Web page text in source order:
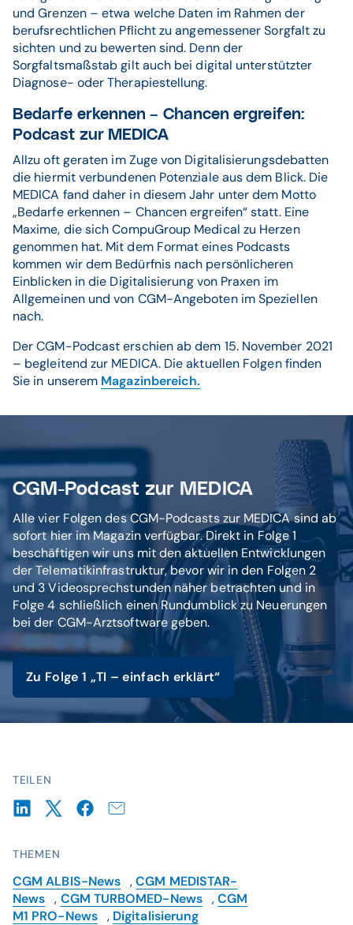
TEILEN
THEMEN
CGM ALBIS-News ,CGM MEDISTAR-
News , CGM TURBOMED-News ,CGM
M1 PRO-News , Digitalisierung
und Grenzen – etwa welche Daten im Rahmen der
berufsrechtlichen Pflicht zu angemessener Sorgfalt zu
sichten und zu bewerten sind. Denn der
Sorgfaltsmaßstab gilt auch bei digital unterstützter
Diagnose- oder Therapiestellung.
Bedarfe erkennen – Chancen ergreifen:
Podcast zur MEDICA
Allzu oft geraten im Zuge von Digitalisierungsdebatten
die hiermit verbundenen Potenziale aus dem Blick. Die
MEDICA fand daher in diesem Jahr unter dem Motto
„Bedarfe erkennen – Chancen ergreifen“ statt. Eine
Maxime, die sich CompuGroup Medical zu Herzen
genommen hat. Mit dem Format eines Podcasts
kommen wir dem Bedürfnis nach persönlicheren
Einblicken in die Digitalisierung von Praxen im
Allgemeinen und von CGM-Angeboten im Speziellen
nach.
Der CGM-Podcast erschien ab dem 15. November 2021
– begleitend zur MEDICA. Die aktuellen Folgen finden
Sie in unserem Magazinbereich.
CGM-Podcast zur MEDICA
Alle vier Folgen des CGM-Podcasts zur MEDICA sind ab
sofort hier im Magazin verfügbar. Direkt in Folge 1
beschäftigen wir uns mit den aktuellen Entwicklungen
der Telematikinfrastruktur, bevor wir in den Folgen 2
und 3 Videosprechstunden näher betrachten und in
Folge 4 schließlich einen Rundumblick zu Neuerungen
bei der CGM-Arztsoftware geben.
Zu Folge 1 „TI – einfach erklärt“